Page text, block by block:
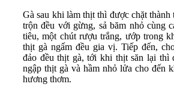
Gà sau khi làm thịt thì được chặt
trộn đều với gừng, sả băm nhỏ cùng
tiêu, một chút rượu trắng, ướp trong
thịt gà ngấm đều gia vị. Tiếp đến,
đảo đều thịt gà, tới khi thịt săn lại thì
ngập thịt gà và hầm nhỏ lửa cho đến
hương thơm.